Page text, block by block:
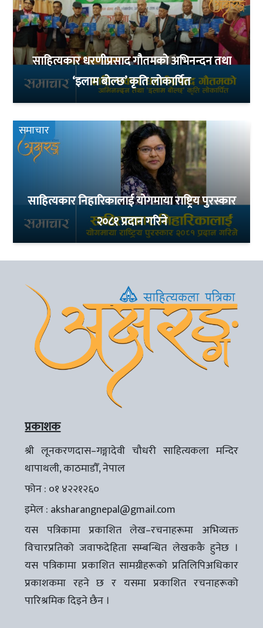
साहित्यकार धरणीप्रसाद गौतमको अभिनन्दन तथा
‘इलाम बोल्छ’ कृति लोकार्पित
समाचार
साहित्यकार निहारिकालाई योगमाया राष्ट्रिय पुरस्कार
२०८१ प्रदान गरिने
प्रकाशक
श्री लूनकरणदास–गङ्गादेवी चौधरी साहित्यकला मन्दिर
थापाथली, काठमाडौँ, नेपाल
फोन : ०१ ४२२१२६०
इमेल : aksharangnepal@gmail.com
यस पत्रिकामा प्रकाशित लेख–रचनाहरूमा अभिव्यक्त
विचारप्रतिको जवाफदेहिता सम्बन्धित लेखककै हुनेछ ।
यस पत्रिकामा प्रकाशित सामग्रीहरूको प्रतिलिपिअधिकार
प्रकाशकमा रहने छ र यसमा प्रकाशित रचनाहरूको
पारिश्रमिक दिइने छैन ।